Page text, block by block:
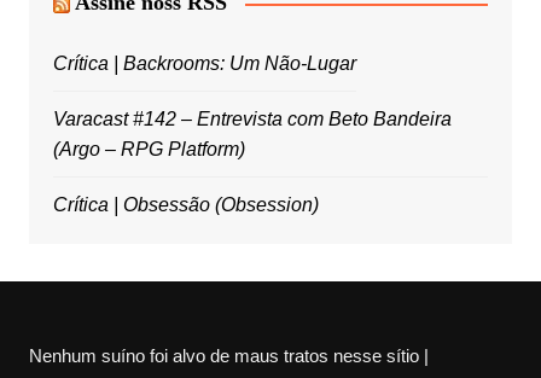
Crítica | Backrooms: Um Não-Lugar
Varacast #142 – Entrevista com Beto Bandeira
(Argo – RPG Platform)
Crítica | Obsessão (Obsession)
Nenhum suíno foi alvo de maus tratos nesse sítio |